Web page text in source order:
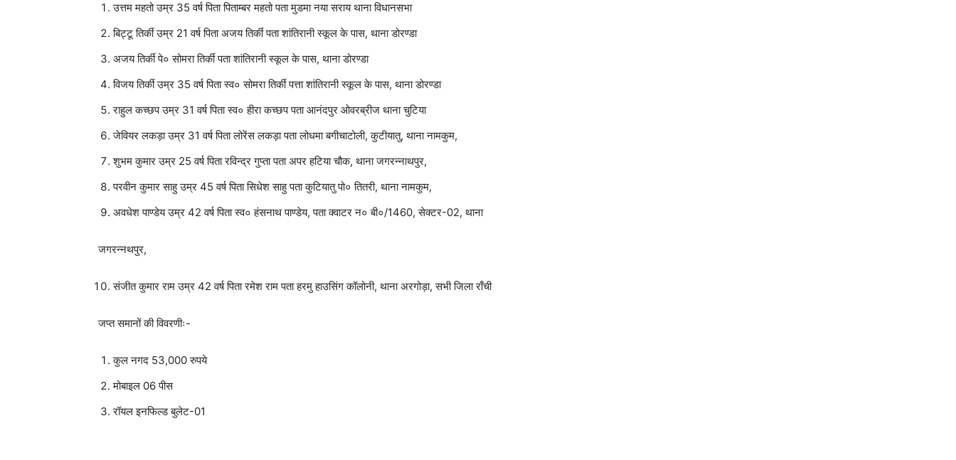
उत्तम महतो उम्र 35 वर्ष पिता पिताम्बर महतो पता मुडमा नया सराय थाना विधानसभा
बिट्टू तिर्की उम्र 21 वर्ष पिता अजय तिर्की पता शांतिरानी स्कूल के पास, थाना डोरण्डा
अजय तिर्की पे० सोमरा तिर्की पता शांतिरानी स्कूल के पास, थाना डोरण्डा
विजय तिर्की उम्र 35 वर्ष पिता स्व० सोमरा तिर्की पत्ता शांतिरानी स्कूल के पास, थाना डोरण्डा
राहुल कच्छप उम्र 31 वर्ष पिता स्व० हीरा कच्छप पता आनंदपुर ओवरब्रीज थाना चुटिया
जेवियर लकड़ा उम्र 31 वर्ष पिता लोरेंस लकड़ा पता लोधमा बगीचाटोली, कुटीयातु, थाना नामकुम,
शुभम कुमार उम्र 25 वर्ष पिता रविन्द्र गुप्ता पता अपर हटिया चौक, थाना जगरन्नाथपुर,
परवीन कुमार साहु उम्र 45 वर्ष पिता सिधेश साहु पता कुटियातु पो० तितरी, थाना नामकुम,
अवधेश पाण्डेय उम्र 42 वर्ष पिता स्व० हंसनाथ पाण्डेय, पता क्वाटर न० बी०/1460, सेक्टर-02, थाना
जगरन्नथपुर,
संजीत कुमार राम उम्र 42 वर्ष पिता रमेश राम पता हरमु हाउसिंग कॉलोनी, थाना अरगोड़ा, सभी जिला राँची
जप्त समानों की विवरणीः-
कुल नगद 53,000 रुपये
मोबाइल 06 पीस
रॉयल इनफिल्ड बुलेट-01